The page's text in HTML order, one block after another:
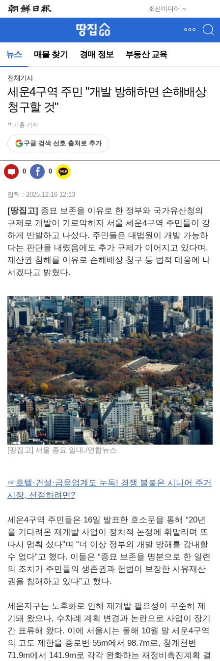
조선미디어
뉴스 매물 찾기 경매 정보 부동산 교육
뉴
(컨
동)
전체기사
세운4구역 주민 "개발 방해하면 손해배상
청구할 것"
박기홍 기자
구글 검색 선호 출처로 추가
0 0
입력 : 2025.12.16 12:13
[땅집고] 종묘 보존을 이유로 한 정부와 국가유산청의
규제로 개발이 가로막히자 서울 세운4구역 주민들이 강
하게 반발하고 나섰다. 주민들은 대법원이 개발 가능하
다는 판단을 내렸음에도 추가 규제가 이어지고 있다며,
재산권 침해를 이유로 손해배상 청구 등 법적 대응에 나
서겠다고 밝혔다.
[땅집고] 서울 종묘 일대./연합뉴스
☞호텔·건설·금융업계도 눈독! 경쟁 불붙은 시니어 주거
시장, 선점하려면?
세운4구역 주민들은 16일 발표한 호소문을 통해 “20년
을 기다려온 재개발 사업이 정치적 논쟁에 휘말리며 또
다시 멈춰 섰다”며 “더 이상 정부의 개발 방해를 감내할
수 없다”고 했다. 이들은 “종묘 보존을 명분으로 한 일련
의 조치가 주민들의 생존권과 헌법이 보장한 사유재산
권을 침해하고 있다”고 했다.
세운지구는 노후화로 인해 재개발 필요성이 꾸준히 제
기돼 왔으나, 수차례 계획 변경과 논란으로 사업이 장기
간 표류해 왔다. 이에 서울시는 올해 10월 말 세운4구역
의 고도 제한을 종로변 55m에서 98.7m로, 청계천변
71.9m에서 141.9m로 각각 완화하는 재정비촉진계획 결